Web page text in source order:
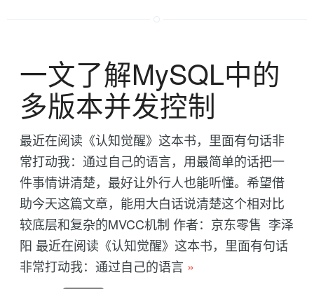
一文了解MySQL中的
多版本并发控制
最近在阅读《认知觉醒》这本书，里面有句话非
常打动我：通过自己的语言，用最简单的话把一
件事情讲清楚，最好让外行人也能听懂。希望借
助今天这篇文章，能用大白话说清楚这个相对比
较底层和复杂的MVCC机制 作者：京东零售 李泽
阳 最近在阅读《认知觉醒》这本书，里面有句话
非常打动我：通过自己的语言 »